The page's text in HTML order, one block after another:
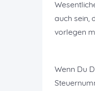
auch sein,
vorlegen
Wenn Du